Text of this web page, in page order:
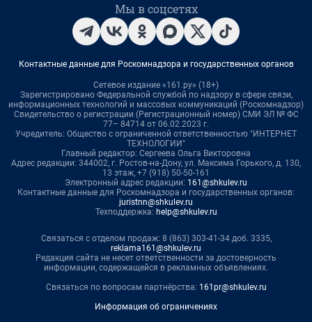
Мы в соцсетях
Контактные данные для Роскомнадзора и государственных органов
Сетевое издание «161.ру» (18+)
Зарегистрировано Федеральной службой по надзору в сфере связи,
информационных технологий и массовых коммуникаций (Роскомнадзор)
Свидетельство о регистрации (Регистрационный номер) СМИ ЭЛ № ФС
77– 84714 от 06.02.2023 г.
Учредитель: Общество с ограниченной ответственностью "ИНТЕРНЕТ
ТЕХНОЛОГИИ"
Главный редактор: Сергеева Ольга Викторовна
Адрес редакции: 344002, г. Ростов-на-Дону, ул. Максима Горького, д. 130,
13 этаж, +7 (918) 50-50-161
Электронный адрес редакции: 161@shkulev.ru
Контактные данные для Роскомнадзора и государственных органов:
juristnn@shkulev.ru
Техподдержка: help@shkulev.ru
Связаться с отделом продаж: 8 (863) 303-41-34 доб. 3335,
reklama161@shkulev.ru
Редакция сайта не несет ответственности за достоверность
информации, содержащейся в рекламных объявлениях.
Связаться по вопросам партнёрства: 161pr@shkulev.ru
Информация об ограничениях